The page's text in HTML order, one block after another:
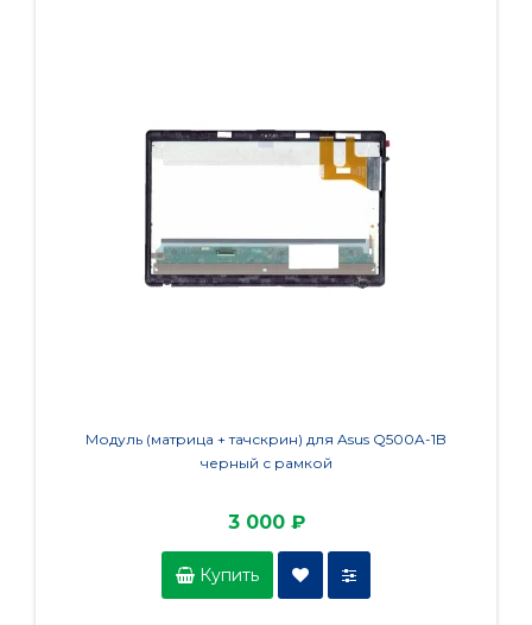
Модуль (матрица + тачскрин) для Asus Q500A-1B
черный с рамкой
3 000 ₽
Купить